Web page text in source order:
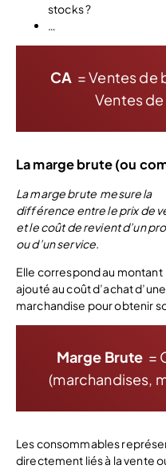
stocks ?
…
CA = Ventes de
Ventes
La marge brute (ou
La marge brute mesure la
différence entre le prix de
et le coût de revient d’un
ou d’un service.
Elle correspond au montant
ajouté au coût d’achat d’une
marchandise pour obtenir
Marge Brute =
(marchandises,
Les consommables
directement liés à la vente